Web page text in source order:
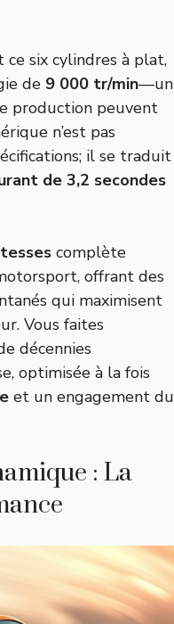
six cylindres à plat,
de 9 000 tr/min—un
production peuvent
n’est pas
il se traduit
de 3,2 secondes
complète
offrant des
qui maximisent
Vous faites
décennies
optimisée à la fois
et un engagement du
: La